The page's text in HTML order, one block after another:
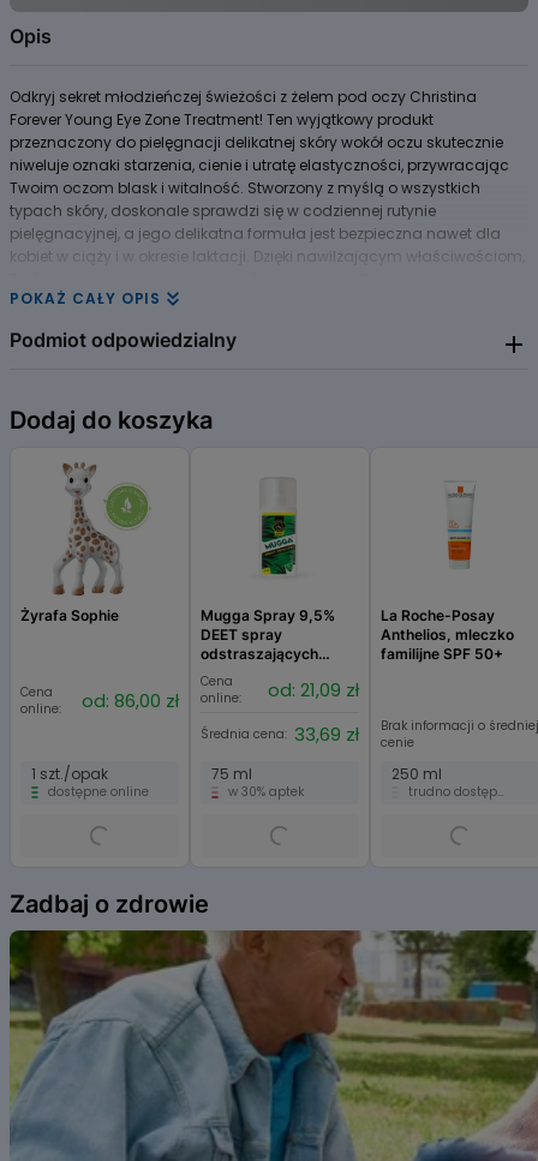
Opis
Odkryj sekret młodzieńczej świeżości z żelem pod oczy Christina
Forever Young Eye Zone Treatment! Ten wyjątkowy produkt
przeznaczony do pielęgnacji delikatnej skóry wokół oczu skutecznie
niweluje oznaki starzenia, cienie i utratę elastyczności, przywracając
Twoim oczom blask i witalność. Stworzony z myślą o wszystkich
typach skóry, doskonale sprawdzi się w codziennej rutynie
pielęgnacyjnej, a jego delikatna formuła jest bezpieczna nawet dla
kobiet w ciąży i w okresie laktacji. Dzięki nawilżającym właściwościom,
promiennie przez cały dzień. Wybierz Christina Forever Young i pozwól,
POKAŻ CAŁY OPIS
Podmiot odpowiedzialny
ul. Zajęcza 15
+48 512 833 033
https://christinacosmetics.pl/
Dodaj do koszyka
Żyrafa Sophie
Cena
online:
od: 86,00 zł
1 szt./opak
dostępne online
Mugga Spray 9,5%
DEET spray
odstraszających
komary, kleszcze i
inne insekty
Cena
online:
od: 21,09 zł
Średnia cena: 33,69 zł
75 ml
w 30% aptek
La Roche-Posay
Anthelios, mleczko
familijne SPF 50+
Brak informacji o średniej
cenie
250 ml
trudno dostępne
1
of
6
Zadbaj o zdrowie